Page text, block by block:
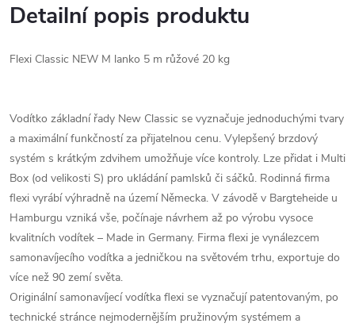
Detailní popis produktu
Flexi Classic NEW M lanko 5 m růžové 20 kg
Vodítko základní řady New Classic se vyznačuje jednoduchými tvary
a maximální funkčností za přijatelnou cenu. Vylepšený brzdový
systém s krátkým zdvihem umožňuje více kontroly. Lze přidat i Multi
Box (od velikosti S) pro ukládání pamlsků či sáčků. Rodinná firma
flexi vyrábí výhradně na území Německa. V závodě v Bargteheide u
Hamburgu vzniká vše, počínaje návrhem až po výrobu vysoce
kvalitních vodítek – Made in Germany. Firma flexi je vynálezcem
samonavíjecího vodítka a jedničkou na světovém trhu, exportuje do
více než 90 zemí světa.
Originální samonavíjecí vodítka flexi se vyznačují patentovaným, po
technické stránce nejmodernějším pružinovým systémem a